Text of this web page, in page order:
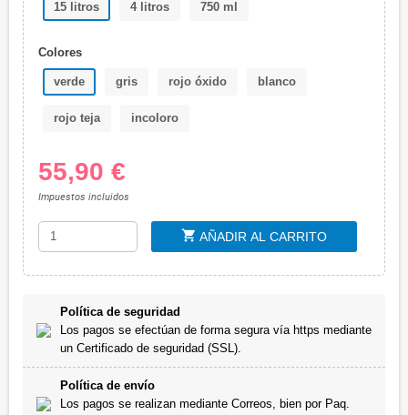
15 litros 4 litros 750 ml
Colores
verde gris rojo óxido blanco
rojo teja incoloro
55,90 €
Impuestos incluidos
shopping_cart AÑADIR AL CARRITO
Política de seguridad
Los pagos se efectúan de forma segura vía https mediante
un Certificado de seguridad (SSL).
Política de envío
Los pagos se realizan mediante Correos, bien por Paq.